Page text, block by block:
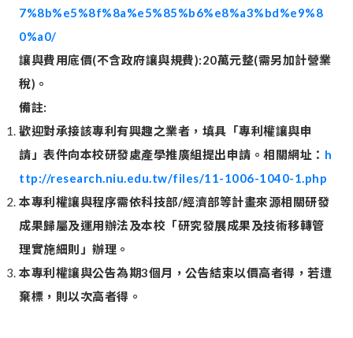
7%8b%e5%8f%8a%e5%85%b6%e8%a3%bd%e9%8
0%a0/
讓與費用底價(不含政府讓與規費):20萬元整(需另加計營業
稅) 。
備註:
歡迎對承接該專利有興趣之業者，填具「專利權讓與申
請」表件向本校研發處產學推廣組提出申請。相關網址： h
ttp://research.niu.edu.tw/files/11-1006-1040-1.php
本專利權讓與程序需依科技部/經濟部等計畫來源相關研發
成果歸屬及運用辦法及本校「研究發展成果及技術移轉管
理實施細則」辦理。
本專利權讓與公告為期3個月，公告結束以價高者得，若遭
棄標，則以次高者得。